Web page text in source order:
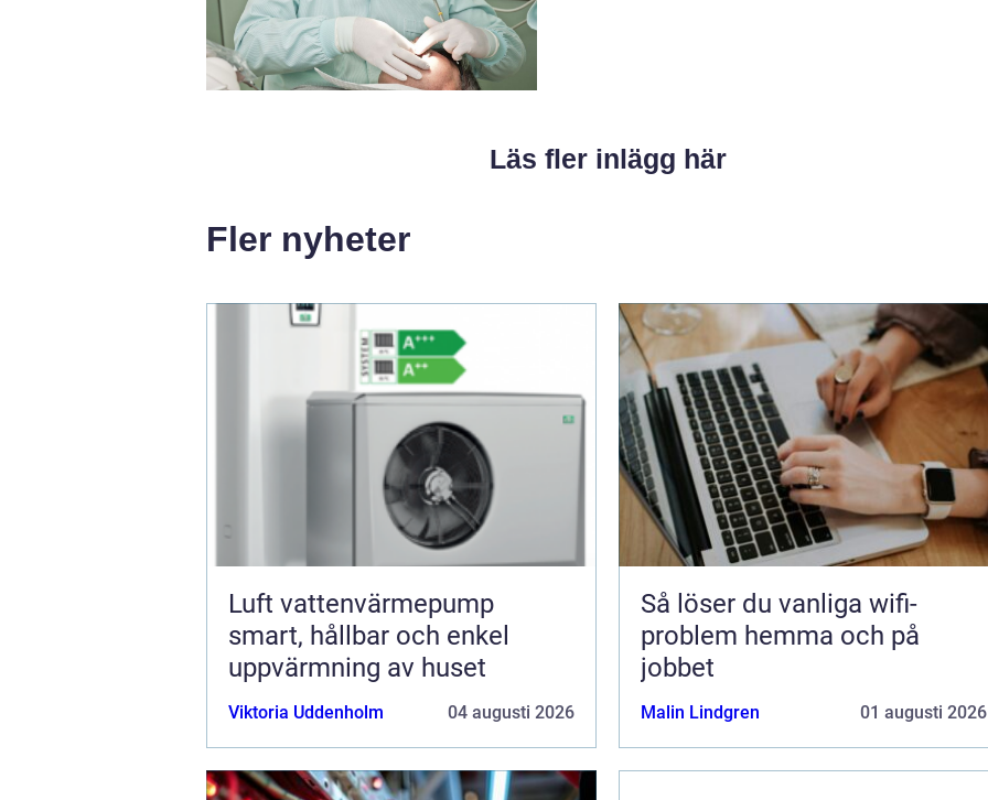
Läs fler inlägg här
Fler nyheter
Luft vattenvärmepump
smart, hållbar och enkel
uppvärmning av huset
Viktoria Uddenholm 04 augusti 2026
Så löser du vanliga wifi-
problem hemma och på
jobbet
Malin Lindgren 01 augusti 2026